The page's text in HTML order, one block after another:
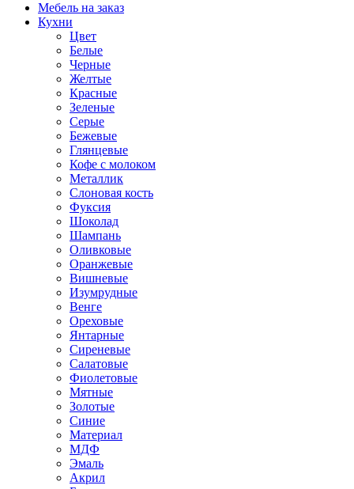
Мебель на заказ
Кухни
Цвет
Белые
Черные
Желтые
Красные
Зеленые
Серые
Бежевые
Глянцевые
Кофе с молоком
Металлик
Слоновая кость
Фуксия
Шоколад
Шампань
Оливковые
Оранжевые
Вишневые
Изумрудные
Венге
Ореховые
Янтарные
Сиреневые
Салатовые
Фиолетовые
Мятные
Золотые
Синие
Материал
МДФ
Эмаль
Акрил